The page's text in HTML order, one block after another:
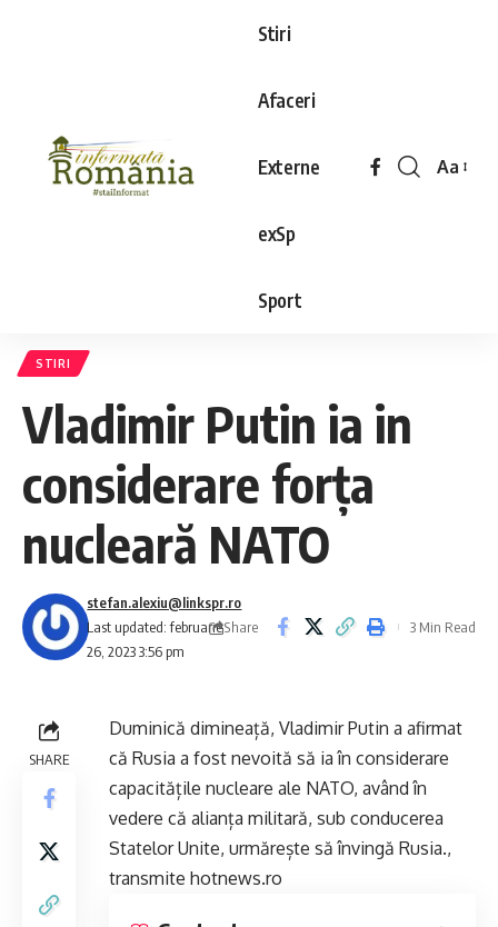
Stiri
Afaceri
Externe
exSp
Sport
Aa
STIRI
Vladimir Putin ia in
considerare forța
nucleară NATO
Last updated: februarie
26, 2023 3:56 pm
stefan.alexiu@linkspr.ro
Share
3 Min Read
SHARE
Duminică dimineață, Vladimir Putin a afirmat
că Rusia a fost nevoită să ia în considerare
capacitățile nucleare ale NATO, având în
vedere că alianța militară, sub conducerea
Statelor Unite, urmărește să învingă Rusia.,
transmite hotnews.ro